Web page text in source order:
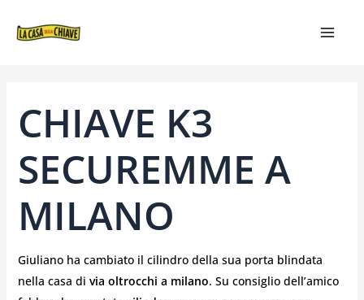
CHIAVE K3
SECUREMME A
MILANO
Giuliano ha cambiato il cilindro della sua porta blindata
nella casa di via oltrocchi a milano. Su consiglio dell’amico
ARTICOLI